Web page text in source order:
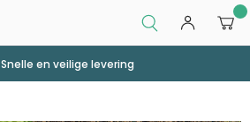
Snelle en veilige levering